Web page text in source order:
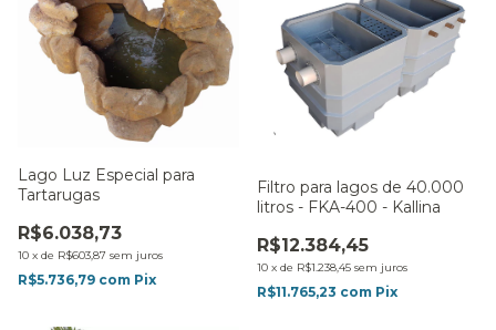
Lago Luz Especial para
Tartarugas
R$6.038,73
10 x de R$603,87 sem juros
R$5.736,79 com Pix
Filtro para lagos de 40.000
litros - FKA-400 - Kallina
R$12.384,45
10 x de R$1.238,45 sem juros
R$11.765,23 com Pix